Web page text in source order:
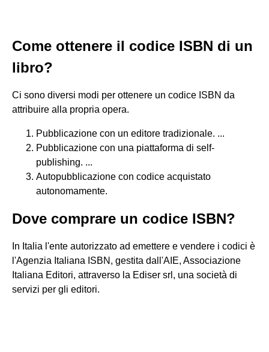
Come ottenere il codice ISBN di un
libro?
Ci sono diversi modi per ottenere un codice ISBN da
attribuire alla propria opera.
Pubblicazione con un editore tradizionale. ...
Pubblicazione con una piattaforma di self-
publishing. ...
Autopubblicazione con codice acquistato
autonomamente.
Dove comprare un codice ISBN?
In Italia l'ente autorizzato ad emettere e vendere i codici è
l'Agenzia Italiana ISBN, gestita dall'AIE, Associazione
Italiana Editori, attraverso la Ediser srl, una società di
servizi per gli editori.